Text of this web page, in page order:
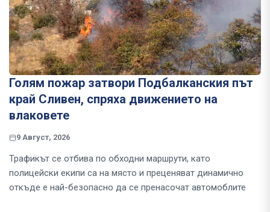
Голям пожар затвори Подбалканския път
край Сливен, спряха движението на
влаковете
9 Август, 2026
Трафикът се отбива по обходни маршрути, като
полицейски екипи са на място и преценяват динамично
откъде е най-безопасно да се пренасочат автомоблите